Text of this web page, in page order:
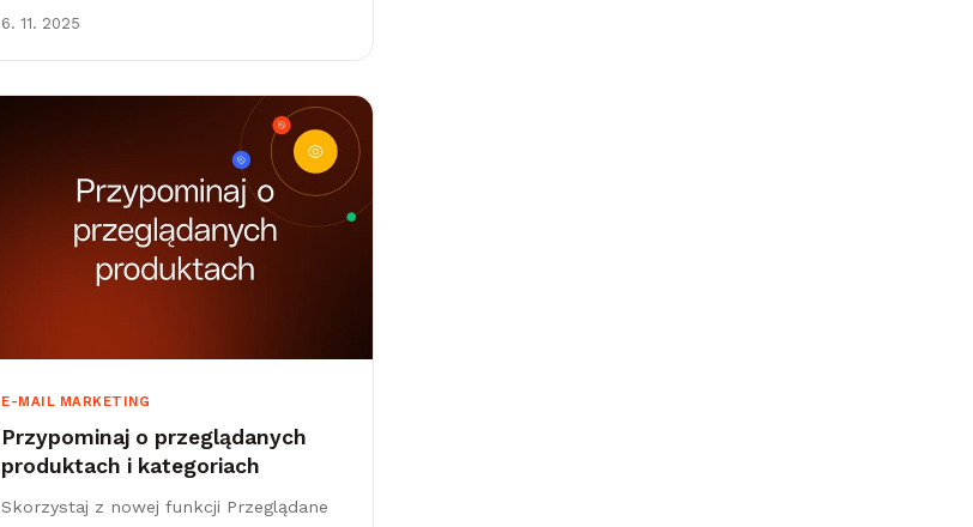
trafnych...
6. 11. 2025
E-MAIL MARKETING
Przypominaj o przeglądanych
produktach i kategoriach
Skorzystaj z nowej funkcji Przeglądane